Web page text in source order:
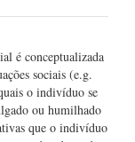
é conceptualizada
sociais (e.g.
o indivíduo se
ou humilhado
que o indivíduo